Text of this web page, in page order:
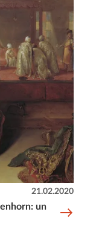
un
21.02.2020